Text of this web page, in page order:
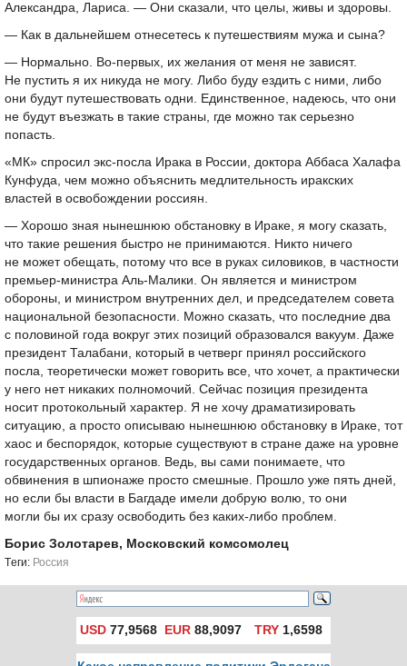
Александра, Лариса. — Они сказали, что целы, живы и здоровы.
— Как в дальнейшем отнесетесь к путешествиям мужа и сына?
— Нормально. Во-первых, их желания от меня не зависят.
Не пустить я их никуда не могу. Либо буду ездить с ними, либо
они будут путешествовать одни. Единственное, надеюсь, что они
не будут въезжать в такие страны, где можно так серьезно
попасть.
«МК» спросил экс-посла Ирака в России, доктора Аббаса Халафа
Кунфуда, чем можно объяснить медлительность иракских
властей в освобождении россиян.
— Хорошо зная нынешнюю обстановку в Ираке, я могу сказать,
что такие решения быстро не принимаются. Никто ничего
не может обещать, потому что все в руках силовиков, в частности
премьер-министра Аль-Малики. Он является и министром
обороны, и министром внутренних дел, и председателем совета
национальной безопасности. Можно сказать, что последние два
с половиной года вокруг этих позиций образовался вакуум. Даже
президент Талабани, который в четверг принял российского
посла, теоретически может говорить все, что хочет, а практически
у него нет никаких полномочий. Сейчас позиция президента
носит протокольный характер. Я не хочу драматизировать
ситуацию, а просто описываю нынешнюю обстановку в Ираке, тот
хаос и беспорядок, которые существуют в стране даже на уровне
государственных органов. Ведь, вы сами понимаете, что
обвинения в шпионаже просто смешные. Прошло уже пять дней,
но если бы власти в Багдаде имели добрую волю, то они
могли бы их сразу освободить без каких-либо проблем.
Борис Золотарев, Московский комсомолец
Tеги: Россия
USD 77,9568 EUR 88,9097 TRY1,6598